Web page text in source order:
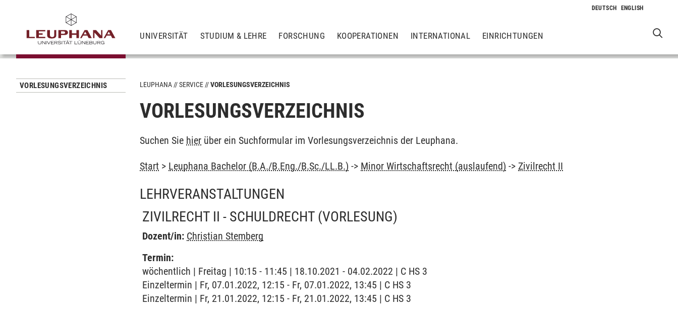
UNIVERSITÄT STUDIUM & LEHRE FORSCHUNG KOOPERATIONEN INTERNATIONAL EINRICHTUNGEN
VORLESUNGSVERZEICHNIS LEUPHANA SERVICE VORLESUNGSVERZEICHNIS
VORLESUNGSVERZEICHNIS
Suchen Sie hier über ein Suchformular im Vorlesungsverzeichnis der Leuphana.
Start > Leuphana Bachelor (B.A./B.Eng./B.Sc./LL.B.) -> Minor Wirtschaftsrecht (auslaufend) -> Zivilrecht II
LEHRVERANSTALTUNGEN
ZIVILRECHT II - SCHULDRECHT (VORLESUNG)
Dozent/in: Christian Stemberg
Termin:
wöchentlich | Freitag | 10:15 - 11:45 | 18.10.2021 - 04.02.2022 | C HS 3
Einzeltermin | Fr, 07.01.2022, 12:15 - Fr, 07.01.2022, 13:45 | C HS 3
Einzeltermin | Fr, 21.01.2022, 12:15 - Fr, 21.01.2022, 13:45 | C HS 3